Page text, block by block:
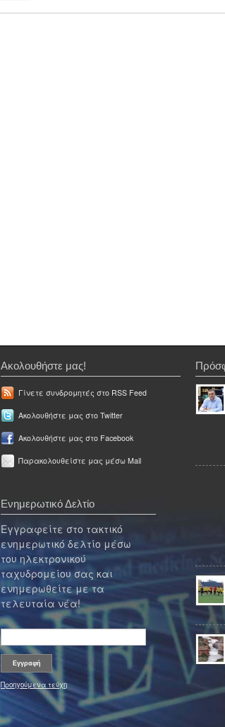
Ακολουθήστε μας!
Γίνετε συνδρομητές στο RSS Feed
Ακολουθήστε μας στο Twitter
Ακολουθήστε μας στο Facebook
Παρακολουθείστε μας μέσω Mail
Ενημερωτικό Δελτίο
Εγγραφείτε στο τακτικό
ενημερωτικό δελτίο μέσω
του ηλεκτρονικού
ταχυδρομείου σας και
ενημερωθείτε με τα
τελευταία νέα!
Προηγούμενα τεύχη